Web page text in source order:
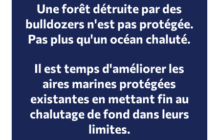
Une forêt détruite par des
bulldozers n'est pas protégée.
Pas plus qu'un océan chaluté.
Il est temps d'améliorer les
aires marines protégées
existantes en mettant fin au
chalutage de fond dans leurs
limites.